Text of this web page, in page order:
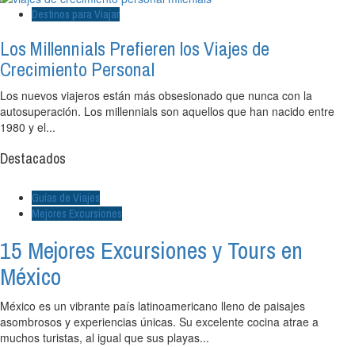
Destinos para Viajar
Los Millennials Prefieren los Viajes de
Crecimiento Personal
Los nuevos viajeros están más obsesionado que nunca con la
autosuperación. Los millennials son aquellos que han nacido entre
1980 y el...
Destacados
Guías de Viajes
Mejores Excursiones
15 Mejores Excursiones y Tours en
México
México es un vibrante país latinoamericano lleno de paisajes
asombrosos y experiencias únicas. Su excelente cocina atrae a
muchos turistas, al igual que sus playas...